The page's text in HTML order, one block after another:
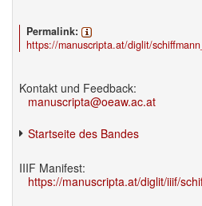
Permalink:
https://manuscripta.at/diglit/
Kontakt und Feedback:
manuscripta@oeaw.ac.at
Startseite des Bandes
IIIF Manifest:
https://manuscripta.at/diglit/iiif/